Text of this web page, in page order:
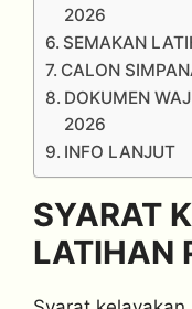
2026
SEMAKAN
CALON
DOKUMEN
2026
INFO LANJUT
SYARAT
LATIHAN